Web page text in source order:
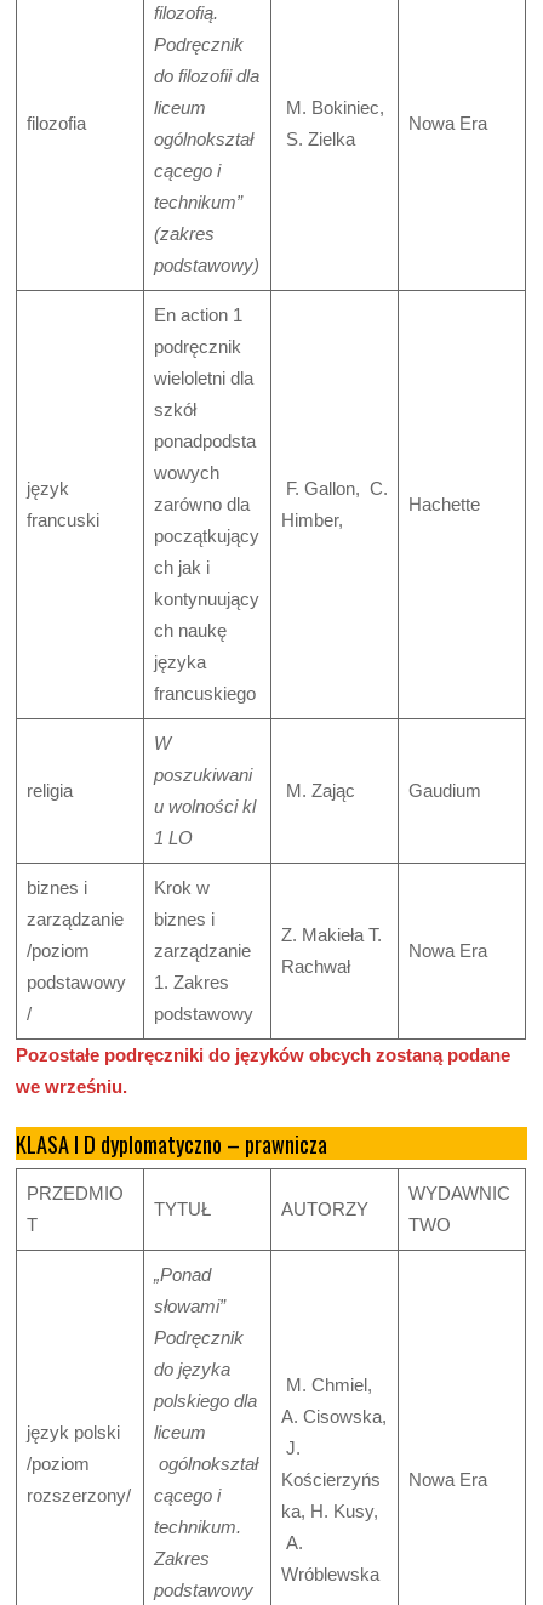
filozofia
filozofią.
Podręcznik
do filozofii dla
liceum
ogólnokształ
cącego i
technikum”
(zakres
podstawowy)
M. Bokiniec,
S. Zielka
Nowa Era
język
francuski
En action 1
podręcznik
wieloletni dla
szkół
ponadpodsta
wowych
zarówno dla
początkujący
ch jak i
kontynuujący
ch naukę
języka
francuskiego
F. Gallon, C.
Himber,
Hachette
religia
W
poszukiwani
u wolności kl
1 LO
M. Zając Gaudium
biznes i
zarządzanie
/poziom
podstawowy
/
Krok w
biznes i
zarządzanie
1. Zakres
podstawowy
Z. Makieła T.
Rachwał
Nowa Era
Pozostałe podręczniki do języków obcych zostaną podane
we wrześniu.
KLASA I D dyplomatyczno – prawnicza
PRZEDMIO
T
TYTUŁ AUTORZY
WYDAWNIC
TWO
język polski
/poziom
rozszerzony/
„Ponad
słowami”
Podręcznik
do języka
polskiego dla
liceum
ogólnokształ
cącego i
technikum.
Zakres
podstawowy
M. Chmiel,
A. Cisowska,
J.
Kościerzyńs
ka, H. Kusy,
A.
Wróblewska
Nowa Era